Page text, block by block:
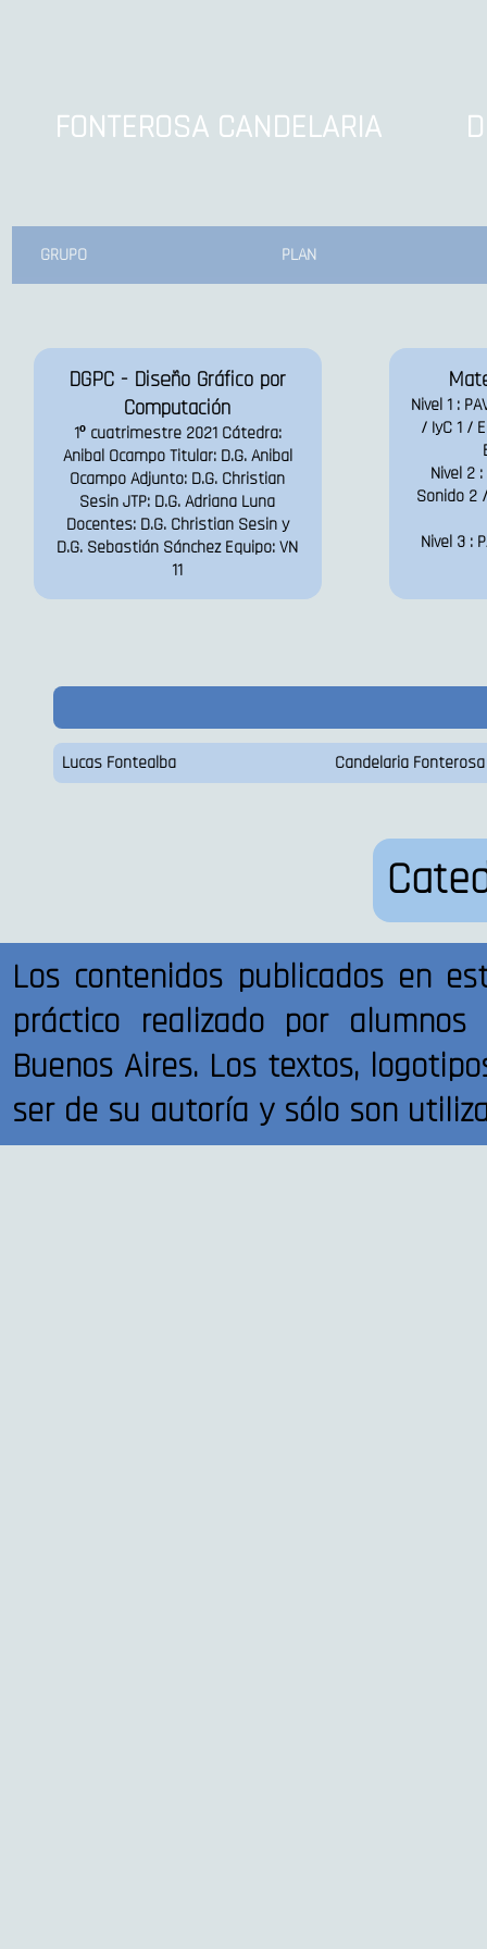
FONTEROSA CANDELARIA
GRUPO PLAN
DGPC - Diseño Gráfico por
Computación
1º cuatrimestre 2021 Cátedra:
Anibal Ocampo Titular: D.G. Anibal
Ocampo Adjunto: D.G. Christian
Sesin JTP: D.G. Adriana Luna
Docentes: D.G. Christian Sesin y
D.G. Sebastián Sánchez Equipo: VN
11
Nivel 1 :
/ IyC 1 /
Nivel 2
Sonido 2
Nivel 3 :
Lucas Fontealba Candelaria Fonterosa
Los contenidos publicados en
práctico realizado por
Buenos Aires. Los textos,
ser de su autoría y sólo son